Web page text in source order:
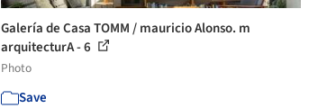
Galería de Casa TOMM / mauricio Alonso. m
arquitecturA - 6
Photo
Save